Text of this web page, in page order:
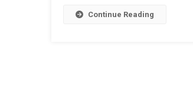
Continue Reading